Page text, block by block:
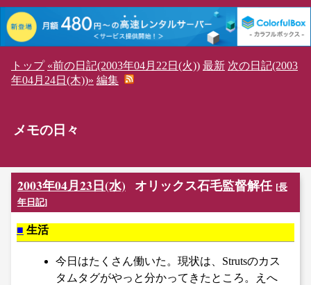
トップ «前の日記(2003年04月22日(火)) 最新 次の日記(2003
年04月24日(木))» 編集
メモの日々
2003年04月23日(水) オリックス石毛監督解任 [長
年日記]
■ 生活
今日はたくさん働いた。現状は、Strutsのカス
タムタグがやっと分かってきたところ。えへ